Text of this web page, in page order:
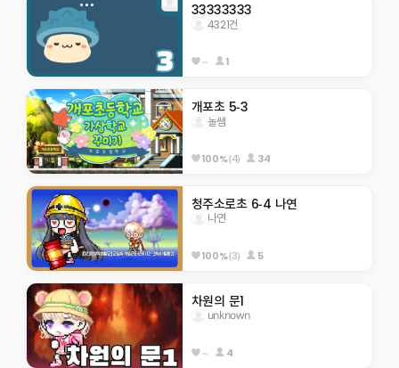
33333333
4321건
-- 1
개포초 5-3
놀쌤
100%(4) 34
청주소로초 6-4 나연
나연
100%(3) 5
차원의 문1
unknown
-- 4